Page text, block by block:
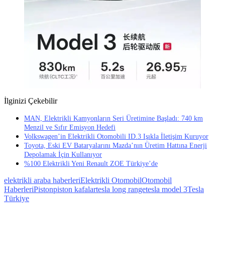
İlginizi Çekebilir
MAN, Elektrikli Kamyonların Seri Üretimine Başladı: 740 km
Menzil ve Sıfır Emisyon Hedefi
Volkswagen’in Elektrikli Otomobili ID.3 Işıkla İletişim Kuruyor
Toyota, Eski EV Bataryalarını Mazda’nın Üretim Hattına Enerji
Depolamak İçin Kullanıyor
%100 Elektrikli Yeni Renault ZOE Türkiye’de
elektrikli araba haberleriElektrikli OtomobilOtomobil
HaberleriPistonpiston kafalartesla long rangetesla model 3Tesla
Türkiye